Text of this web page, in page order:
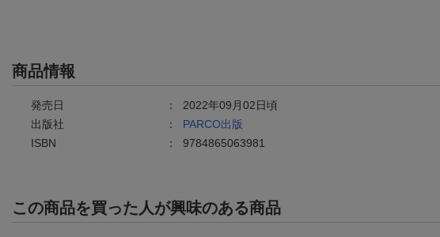
商品情報
発売日 ： 2022年09月02日頃
出版社
： PARCO出版
ISBN
： 9784865063981
この商品を買った人が興味のある商品